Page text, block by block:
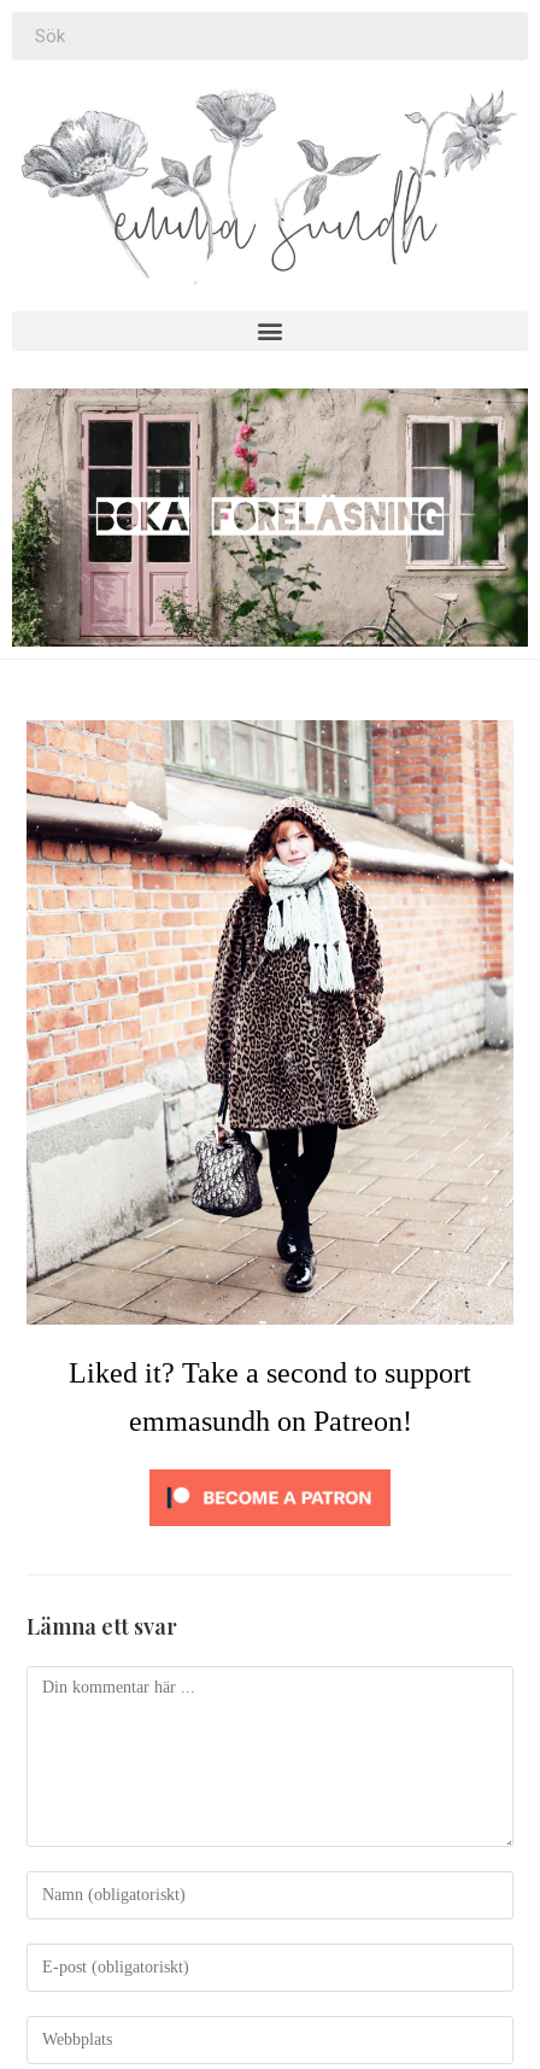
Liked it? Take a second to support
emmasundh on Patreon!
Lämna ett svar